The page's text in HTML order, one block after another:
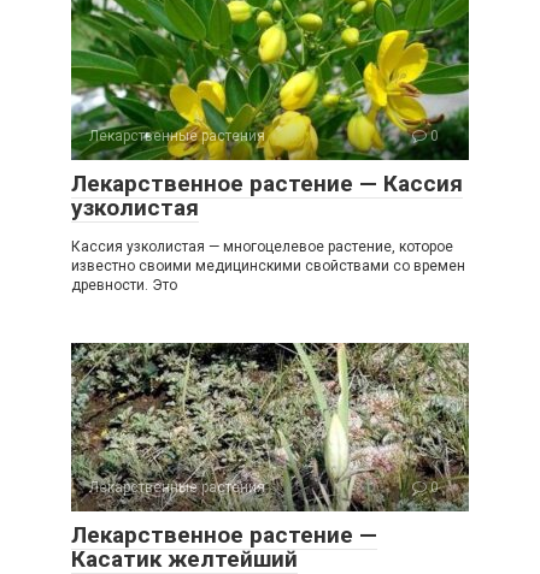
Лекарственные растения 0
Лекарственное растение — Кассия
узколистая
Кассия узколистая — многоцелевое растение, которое
известно своими медицинскими свойствами со времен
древности. Это
Лекарственные растения 0
Лекарственное растение —
Касатик желтейший